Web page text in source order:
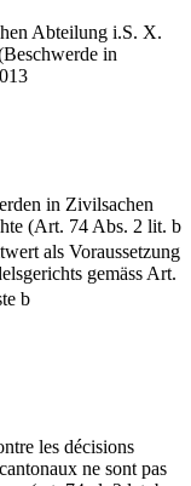
Abteilung i.S. X.
in
in Zivilsachen
(Art. 74 Abs. 2 lit. b
als Voraussetzung
gemäss Art.
b
les décisions
ne sont pas